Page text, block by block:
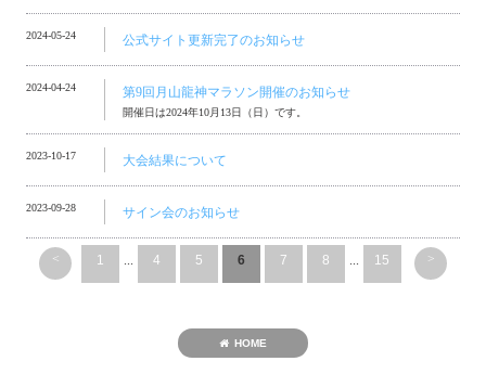
2024-05-24 公式サイト更新完了のお知らせ
2024-04-24 第9回月山龍神マラソン開催のお知らせ
開催日は2024年10月13日（日）です。
2023-10-17 大会結果について
2023-09-28 サイン会のお知らせ
< 1 ... 4 5 6 7 8 ... 15 >
HOME